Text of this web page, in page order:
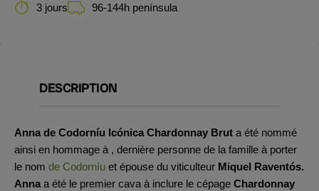
3 jours 96-144h península
DESCRIPTION
Anna de Codorníu Icónica Chardonnay Brut a été nommé
ainsi en hommage à , dernière personne de la famille à porter
le nom de Codorníu et épouse du viticulteur Miquel Raventós.
Anna a été le premier cava à inclure le cépage Chardonnay